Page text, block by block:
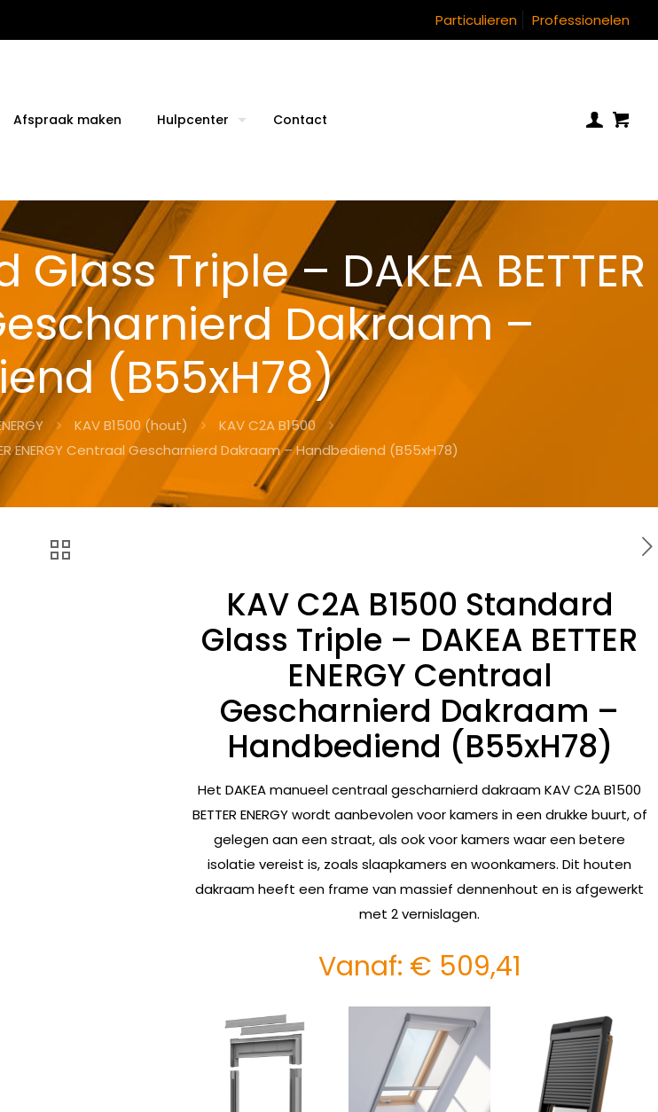
Particulieren Professionelen
Afspraak maken Hulpcenter Contact
Triple – DAKEA BETTER
Dakraam –
(B55xH78)
KAV B1500 (hout)
KAV C2A B1500
ENERGY Centraal Gescharnierd Dakraam – Handbediend (B55xH78)
KAV C2A B1500 Standard
Glass Triple – DAKEA BETTER
ENERGY Centraal
Gescharnierd Dakraam –
Handbediend (B55xH78)
Het DAKEA manueel centraal gescharnierd dakraam KAV C2A B1500
BETTER ENERGY wordt aanbevolen voor kamers in een drukke buurt, of
gelegen aan een straat, als ook voor kamers waar een betere
isolatie vereist is, zoals slaapkamers en woonkamers. Dit houten
dakraam heeft een frame van massief dennenhout en is afgewerkt
met 2 vernislagen.
Vanaf: € 509,41